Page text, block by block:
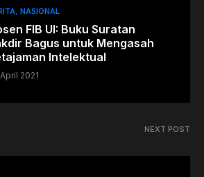
NASIONAL
FIB UI: Buku Suratan
Bagus untuk Mengasah
Intelektual
2021
NEXT POST